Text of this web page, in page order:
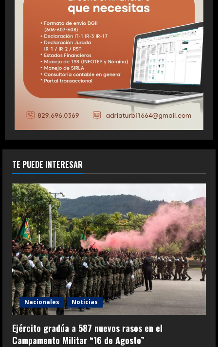
TE PUEDE INTERESAR
Nacionales Noticias
Ejército gradúa a 587 nuevos rasos en el
Campamento Militar “16 de Agosto”